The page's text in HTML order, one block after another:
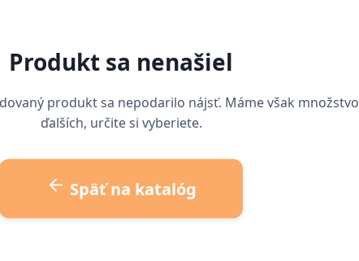
Produkt sa nenašiel
produkt sa nepodarilo nájsť. Máme však množstvo
ďalších, určite si vyberiete.
Späť na katalóg